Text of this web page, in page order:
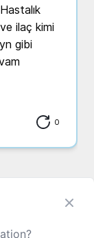
ilaç kimi
gibi
0
/1000